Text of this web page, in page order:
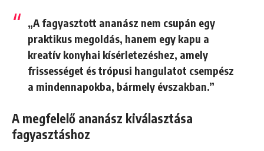
„A fagyasztott ananász nem csupán egy
praktikus megoldás, hanem egy kapu a
kreatív konyhai kísérletezéshez, amely
frissességet és trópusi hangulatot csempész
a mindennapokba, bármely évszakban.”
A megfelelő ananász kiválasztása
fagyasztáshoz